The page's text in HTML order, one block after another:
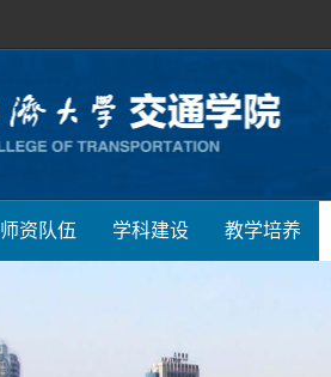
师资队伍 学科建设 教学培养